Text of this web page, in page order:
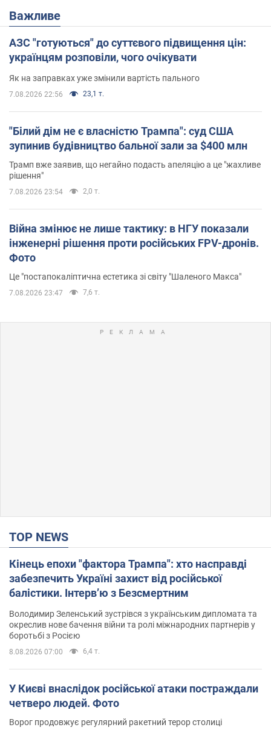
Важливе
АЗС "готуються" до суттєвого підвищення цін:
українцям розповіли, чого очікувати
Як на заправках уже змінили вартість пального
7.08.2026 22:56 23,1 т.
"Білий дім не є власністю Трампа": суд США
зупинив будівництво бальної зали за $400 млн
Трамп вже заявив, що негайно подасть апеляцію а це "жахливе
рішення"
7.08.2026 23:54 2,0 т.
Війна змінює не лише тактику: в НГУ показали
інженерні рішення проти російських FPV-дронів.
Фото
Це "постапокаліптична естетика зі світу "Шаленого Макса"
7.08.2026 23:47 7,6 т.
TOP NEWS
Кінець епохи "фактора Трампа": хто насправді
забезпечить Україні захист від російської
балістики. Інтерв’ю з Безсмертним
Володимир Зеленський зустрівся з українським дипломата та
окреслив нове бачення війни та ролі міжнародних партнерів у
боротьбі з Росією
8.08.2026 07:00 6,4 т.
У Києві внаслідок російської атаки постраждали
четверо людей. Фото
Ворог продовжує регулярний ракетний терор столиці